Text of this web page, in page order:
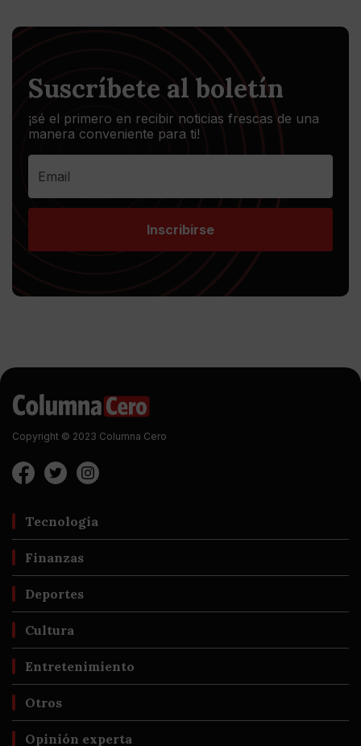
Suscríbete al boletín
¡sé el primero en recibir noticias frescas de una
manera conveniente para ti!
Inscribirse
Copyright © 2023 Columna Cero
Tecnología
Finanzas
Deportes
Cultura
Entretenimiento
Otros
Opinión experta